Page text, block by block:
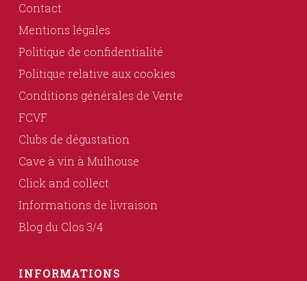
Contact
Mentions légales
Politique de confidentialité
Politique relative aux cookies
Conditions générales de Vente
FCVF
Clubs de dégustation
Cave à vin à Mulhouse
Click and collect
Informations de livraison
Blog du Clos 3/4
INFORMATIONS